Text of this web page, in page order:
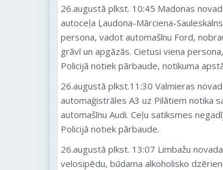
26.augustā plkst. 10:45 Madonas
autoceļa Ļaudona-Mārciena-
persona, vadot automašīnu Ford,
grāvī un apgāzās. Cietusi viena
Policijā notiek pārbaude, notikuma
26.augustā plkst.11:30 Valmieras
automaģistrāles A3 uz Pilātiem notika
automašīnu Audi. Ceļu satiksmes
Policijā notiek pārbaude.
26.augustā plkst. 13:07 Limbažu
velosipēdu, būdama alkoholisko